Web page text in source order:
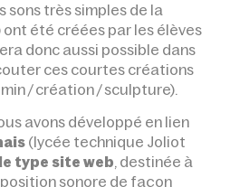
sons très simples de la
été créées par les élèves
donc aussi possible dans
ces courtes créations
/ création / sculpture).
avons développé en lien
(lycée technique Joliot
type site web , destinée à
sonore de façon